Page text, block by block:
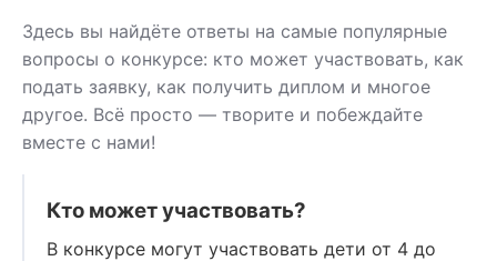
Здесь вы найдёте ответы на самые популярные
вопросы о конкурсе: кто может участвовать, как
подать заявку, как получить диплом и многое
другое. Всё просто — творите и побеждайте
вместе с нами!
Кто может участвовать?
В конкурсе могут участвовать дети от 4 до